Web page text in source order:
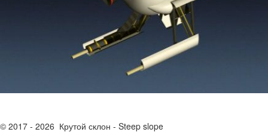
© 2017 - 2026 Крутой склон - Steep slope